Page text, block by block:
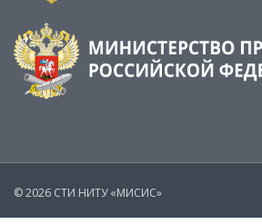
© 2026 СТИ НИТУ «МИСИС»